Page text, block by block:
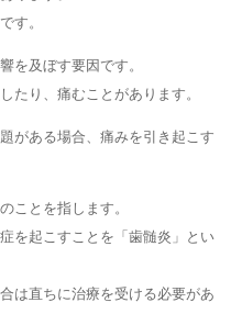
す。
を及ぼす要因です。
たり、痛むことがあります。
がある場合、痛みを引き起こす
ことを指します。
を起こすことを「歯髄炎」とい
は直ちに治療を受ける必要があ